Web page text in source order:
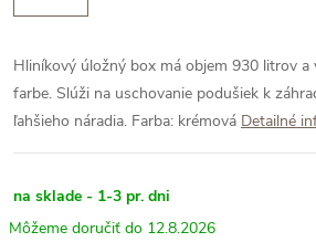
Hliníkový úložný box má objem 930 litrov a
farbe. Slúži na uschovanie podušiek k
ľahšieho náradia. Farba: krémová Detailné
na sklade - 1-3 pr. dni
12.8.2026